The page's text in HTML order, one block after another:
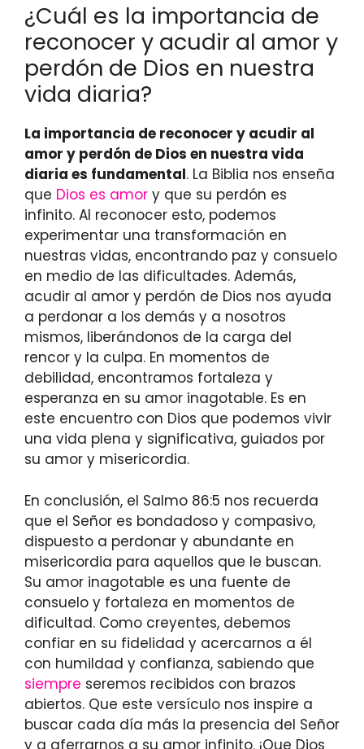
¿Cuál es la importancia de
reconocer y acudir al amor y
perdón de Dios en nuestra
vida diaria?
La importancia de reconocer y acudir al
amor y perdón de Dios en nuestra vida
diaria es fundamental. La Biblia nos enseña
que Dios es amor y que su perdón es
infinito. Al reconocer esto, podemos
experimentar una transformación en
nuestras vidas, encontrando paz y consuelo
en medio de las dificultades. Además,
acudir al amor y perdón de Dios nos ayuda
a perdonar a los demás y a nosotros
mismos, liberándonos de la carga del
rencor y la culpa. En momentos de
debilidad, encontramos fortaleza y
esperanza en su amor inagotable. Es en
este encuentro con Dios que podemos vivir
una vida plena y significativa, guiados por
su amor y misericordia.
En conclusión, el Salmo 86:5 nos recuerda
que el Señor es bondadoso y compasivo,
dispuesto a perdonar y abundante en
misericordia para aquellos que le buscan.
Su amor inagotable es una fuente de
consuelo y fortaleza en momentos de
dificultad. Como creyentes, debemos
confiar en su fidelidad y acercarnos a él
con humildad y confianza, sabiendo que
siempre seremos recibidos con brazos
abiertos. Que este versículo nos inspire a
buscar cada día más la presencia del Señor
y a aferrarnos a su amor infinito. ¡Que Dios